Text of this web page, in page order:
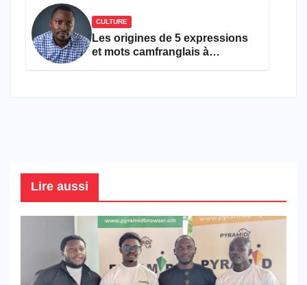
CULTURE
Les origines de 5 expressions
et mots camfranglais à
Lire aussi